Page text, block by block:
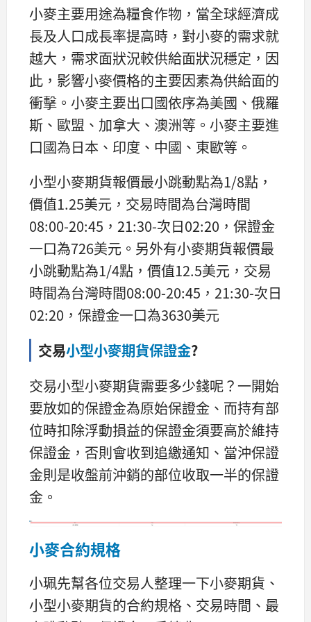
小麥主要用途為糧食作物，當全球經濟成
長及人口成長率提高時，對小麥的需求就
越大，需求面狀況較供給面狀況穩定，因
此，影響小麥價格的主要因素為供給面的
衝擊。小麥主要出口國依序為美國、俄羅
斯、歐盟、加拿大、澳洲等。小麥主要進
口國為日本、印度、中國、東歐等。
小型小麥期貨報價最小跳動點為1/8點，
價值1.25美元，交易時間為台灣時間
08:00-20:45，21:30-次日02:20，保證金
一口為726美元。另外有小麥期貨報價最
小跳動點為1/4點，價值12.5美元，交易
時間為台灣時間08:00-20:45，21:30-次日
02:20，保證金一口為3630美元
交易小型小麥期貨保證金?
交易小型小麥期貨需要多少錢呢？一開始
要放如的保證金為原始保證金、而持有部
位時扣除浮動損益的保證金須要高於維持
保證金，否則會收到追繳通知、當沖保證
金則是收盤前沖銷的部位收取一半的保證
金。
小麥合約規格
小珮先幫各位交易人整理一下小麥期貨、
小型小麥期貨的合約規格、交易時間、最